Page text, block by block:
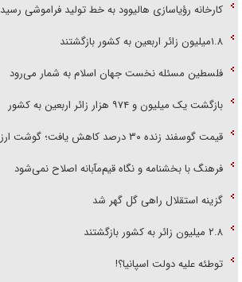
کارخانه رؤیاسازی هالیوود به خط تولید فراموشی رسید
۱.۸میلیون زائر اربعین به کشور بازگشتند
فلسطین مسئله نخست جهان اسلام به شمار می‌رود
بازگشت یک میلیون و ۹۷۴ هزار زائر اربعین به کشور
قیمت گوسفند زنده ۳۰ درصد کاهش یافت؛ گوشت ارزان نشد
فرهنگ با بخشنامه و نگاه قیم‌مآبانه اصلاح نمی‌شود
گزینه استقلال راهی گل گهر شد
۲.۸ میلیون زائر به کشور بازگشتند
توطئه علیه دولت اسپانیا؟!